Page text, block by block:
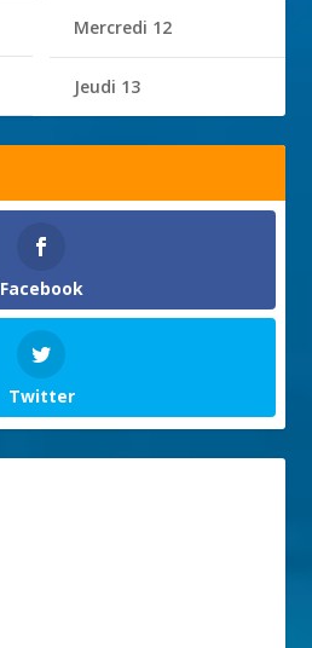
Mercredi 12
Jeudi 13
Facebook
Twitter